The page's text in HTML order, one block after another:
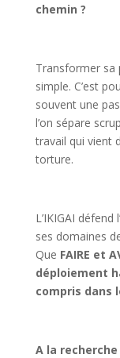
chemin ?
Transformer sa
simple. C’est
souvent une
l’on sépare
travail qui vient
torture.
L’IKIGAI défend
ses domaines
Que FAIRE et
déploiement
compris dans
A la